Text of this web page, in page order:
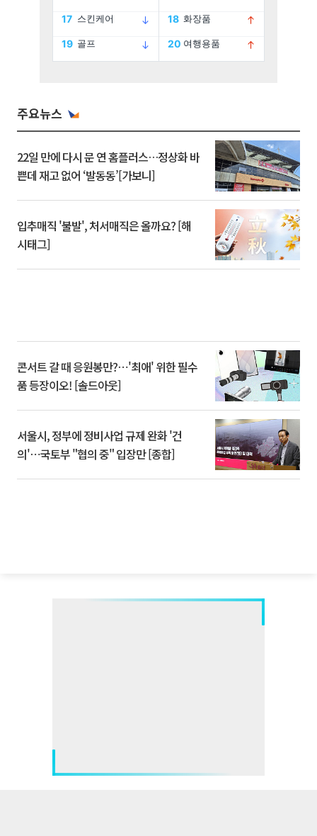
주요뉴스
22일 만에 다시 문 연 홈플러스…정상화 바
쁜데 재고 없어 ‘발동동’[가보니]
입추매직 '불발', 처서매직은 올까요? [해
시태그]
콘서트 갈 때 응원봉만?⋯'최애' 위한 필수
품 등장이오! [솔드아웃]
서울시, 정부에 정비사업 규제 완화 '건
의'⋯국토부 "협의 중" 입장만 [종합]